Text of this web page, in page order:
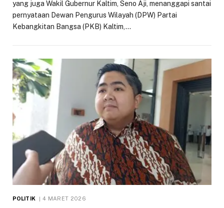
yang juga Wakil Gubernur Kaltim, Seno Aji, menanggapi santai
pernyataan Dewan Pengurus Wilayah (DPW) Partai
Kebangkitan Bangsa (PKB) Kaltim,…
POLITIK 4 MARET 2026